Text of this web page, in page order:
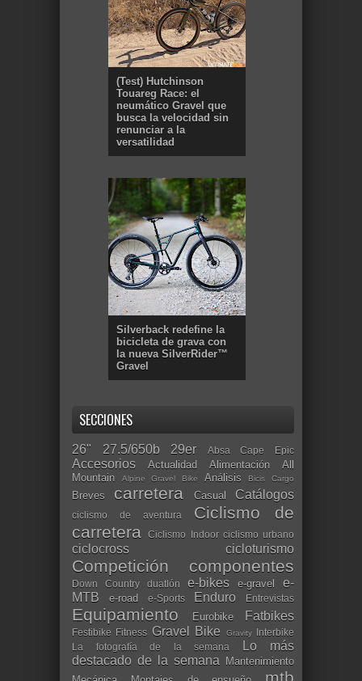
(Test) Hutchinson
Touareg Race: el
neumático Gravel que
busca la velocidad sin
renunciar a la
versatilidad
Silverback redefine la
bicicleta de grava con
la nueva SilverRider™
Gravel
SECCIONES
26" 27.5/650b 29er Absa Cape Epic
Accesorios Actualidad Alimentación
All
Mountain
Alpine Gravel Bike Análisis Bicis Cargo
Breves carretera Casual Catálogos
ciclismo de aventura
Ciclismo de
carretera
Ciclismo Indoor ciclismo urbano
ciclocross cicloturismo
Competición componentes
Down Country duatlón e-bikes e-gravel
e-
MTB
e-road e-Sports Enduro Entrevistas
Equipamiento Eurobike Fatbikes
Festibike Fitness Gravel Bike Gravity Interbike
La fotografía de la semana
Lo más
destacado de la semana
Mantenimiento
mtb